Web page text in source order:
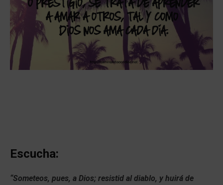
Escucha:
“Someteos, pues, a Dios; resistid al diablo, y huirá de